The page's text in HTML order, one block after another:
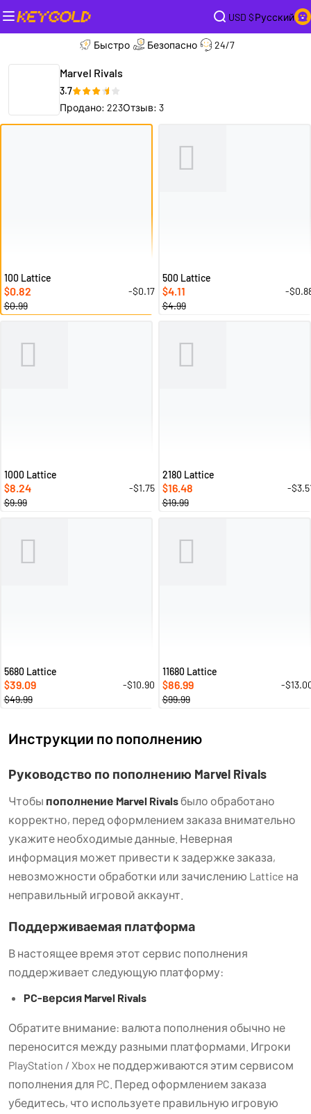
USD $Русский
Быстро Безопасно 24/7
Marvel Rivals
3.7
Продано: 223Отзыв: 3
100 Lattice
$0.82
-$0.17
$0.99
500 Lattice
$4.11
-
$4.99
1000 Lattice
$8.24
-$1.75
$9.99
2180 Lattice
$16.48
-
$19.99
5680 Lattice
$39.09
-$10.90
$49.99
11680 Lattice
$86.99
-
$99.99
Инструкции по пополнению
Руководство по пополнению Marvel Rivals
Чтобы пополнение Marvel Rivalsбыло обработано
корректно, перед оформлением заказа внимательно
укажите необходимые данные. Неверная
информация может привести к задержке заказа,
невозможности обработки или зачислению Lattice на
неправильный игровой аккаунт.
Поддерживаемая платформа
В настоящее время этот сервис пополнения
поддерживает следующую платформу:
PC-версия Marvel Rivals
Обратите внимание: валюта пополнения обычно не
переносится между разными платформами. Игроки
PlayStation / Xbox не поддерживаются этим сервисом
пополнения для PC. Перед оформлением заказа
убедитесь, что используете правильную игровую